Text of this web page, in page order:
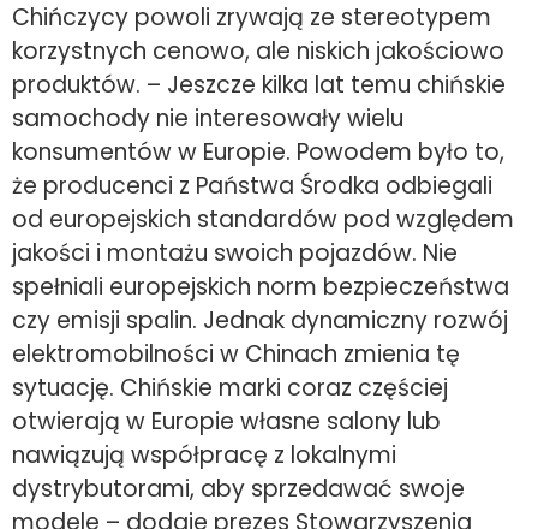
Chińczycy powoli zrywają ze stereotypem
korzystnych cenowo, ale niskich jakościowo
produktów. – Jeszcze kilka lat temu chińskie
samochody nie interesowały wielu
konsumentów w Europie. Powodem było to,
że producenci z Państwa Środka odbiegali
od europejskich standardów pod względem
jakości i montażu swoich pojazdów. Nie
spełniali europejskich norm bezpieczeństwa
czy emisji spalin. Jednak dynamiczny rozwój
elektromobilności w Chinach zmienia tę
sytuację. Chińskie marki coraz częściej
otwierają w Europie własne salony lub
nawiązują współpracę z lokalnymi
dystrybutorami, aby sprzedawać swoje